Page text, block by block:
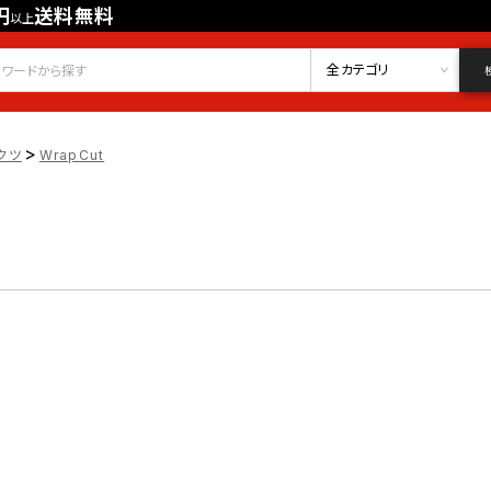
以上送料無料
会員登録 ログイン
お気に入り
全カテゴリ
ツ > WrapCut